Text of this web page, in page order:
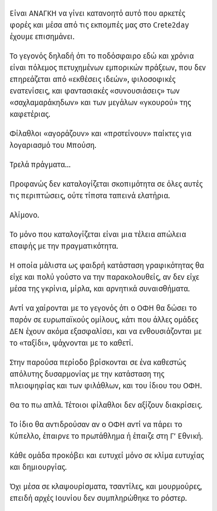
Είναι ΑΝΑΓΚΗ να γίνει κατανοητό αυτό που αρκετές
φορές και μέσα από τις εκπομπές μας στο Crete2day
έχουμε επισημάνει.
Το γεγονός δηλαδή ότι το ποδόσφαιρο εδώ και χρόνια
είναι πόλεμος πετυχημένων εμπορικών πράξεων, που δεν
επηρεάζεται από «εκθέσεις ιδεών», φιλοσοφικές
ενατενίσεις, και φαντασιακές «συνουσιάσεις» των
«σαχλαμαράκηδων» και των μεγάλων «γκουρού» της
καφετέριας.
Φίλαθλοι «αγοράζουν» και «προτείνουν» παίκτες για
λογαριασμό του Μπούση.
Τρελά πράγματα…
Προφανώς δεν καταλογίζεται σκοπιμότητα σε όλες αυτές
τις περιπτώσεις, ούτε τίποτα ταπεινά ελατήρια.
Αλίμονο.
Το μόνο που καταλογίζεται είναι μια τέλεια απώλεια
επαφής με την πραγματικότητα.
Η οποία μάλιστα ως φαιδρή κατάσταση γραφικότητας θα
είχε και πολύ γούστο να την παρακολουθείς, αν δεν είχε
μέσα της γκρίνια, μίρλα, και αρνητικά συναισθήματα.
Αντί να χαίρονται με το γεγονός ότι ο ΟΦΗ θα δώσει το
παρόν σε ευρωπαϊκούς ομίλους, κάτι που άλλες ομάδες
ΔΕΝ έχουν ακόμα εξασφαλίσει, και να ενθουσιάζονται με
το «ταξίδι», ψάχνονται με το καθετί.
Στην παρούσα περίοδο βρίσκονται σε ένα καθεστώς
απόλυτης δυσαρμονίας με την κατάσταση της
πλειοψηφίας και των φιλάθλων, και του ίδιου του ΟΦΗ.
Θα το πω απλά. Τέτοιοι φίλαθλοι δεν αξίζουν διακρίσεις.
Το ίδιο θα αντιδρούσαν αν ο ΟΦΗ αντί να πάρει το
Κύπελλο, έπαιρνε το πρωτάθλημα ή έπαιζε στη Γ’ Εθνική.
Κάθε ομάδα προκόβει και ευτυχεί μόνο σε κλίμα ευτυχίας
και δημιουργίας.
Όχι μέσα σε κλαψουρίσματα, τσαντίλες, και μουρμούρες,
επειδή αρχές Ιουνίου δεν συμπληρώθηκε το ρόστερ.